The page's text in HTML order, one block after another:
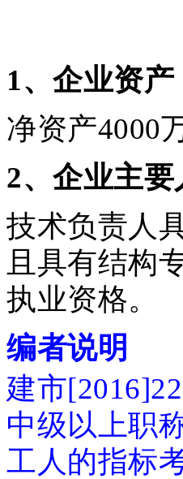
1、企业资产
净资产4000
2、企业主要
技术负责人
且具有结构
执业资格。
编者说明
建市
中级以上职
工人的指标